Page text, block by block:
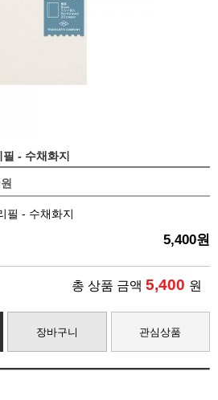
- 수채화지
원
필 - 수채화지
5,400원
총 상품 금액 5,400 원
장바구니 관심상품